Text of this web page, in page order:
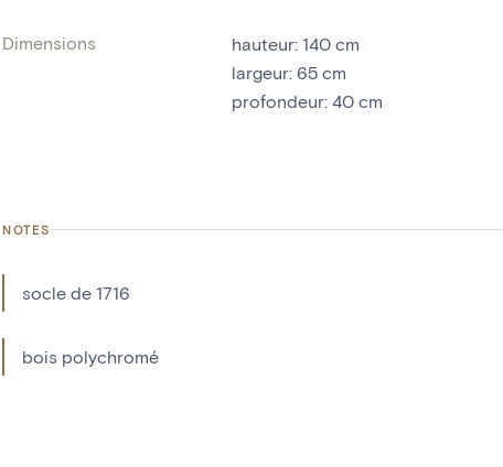
Dimensions hauteur: 140 cm
largeur: 65 cm
profondeur: 40 cm
NOTES
socle de 1716
bois polychromé